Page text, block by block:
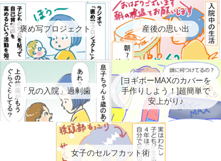
褒め写プロジェクト 産後の思い出
「兄の入院」過剰歯
[ヨギボーMAXのカバーを
手作りしよう！]超簡単で
安上がり♪
女子のセルフカット術